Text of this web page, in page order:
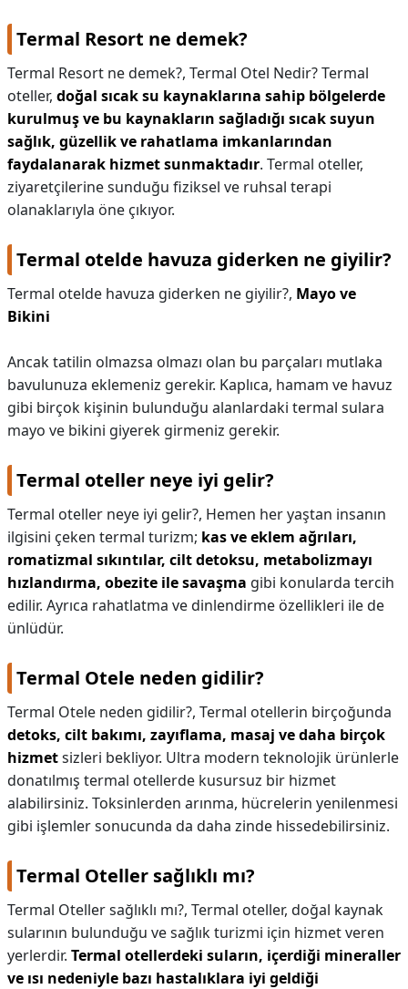
Termal Resort ne demek?
Termal Resort ne demek?, Termal Otel Nedir? Termal
oteller, doğal sıcak su kaynaklarına sahip bölgelerde
kurulmuş ve bu kaynakların sağladığı sıcak suyun
sağlık, güzellik ve rahatlama imkanlarından
faydalanarak hizmet sunmaktadır. Termal oteller,
ziyaretçilerine sunduğu fiziksel ve ruhsal terapi
olanaklarıyla öne çıkıyor.
Termal otelde havuza giderken ne giyilir?
Termal otelde havuza giderken ne giyilir?, Mayo ve
Bikini
Ancak tatilin olmazsa olmazı olan bu parçaları mutlaka
bavulunuza eklemeniz gerekir. Kaplıca, hamam ve havuz
gibi birçok kişinin bulunduğu alanlardaki termal sulara
mayo ve bikini giyerek girmeniz gerekir.
Termal oteller neye iyi gelir?
Termal oteller neye iyi gelir?, Hemen her yaştan insanın
ilgisini çeken termal turizm; kas ve eklem ağrıları,
romatizmal sıkıntılar, cilt detoksu, metabolizmayı
hızlandırma, obezite ile savaşma gibi konularda tercih
edilir. Ayrıca rahatlatma ve dinlendirme özellikleri ile de
ünlüdür.
Termal Otele neden gidilir?
Termal Otele neden gidilir?, Termal otellerin birçoğunda
detoks, cilt bakımı, zayıflama, masaj ve daha birçok
hizmetsizleri bekliyor. Ultra modern teknolojik ürünlerle
donatılmış termal otellerde kusursuz bir hizmet
alabilirsiniz. Toksinlerden arınma, hücrelerin yenilenmesi
gibi işlemler sonucunda da daha zinde hissedebilirsiniz.
Termal Oteller sağlıklı mı?
Termal Oteller sağlıklı mı?, Termal oteller, doğal kaynak
sularının bulunduğu ve sağlık turizmi için hizmet veren
yerlerdir. Termal otellerdeki suların, içerdiği mineraller
ve ısı nedeniyle bazı hastalıklara iyi geldiği